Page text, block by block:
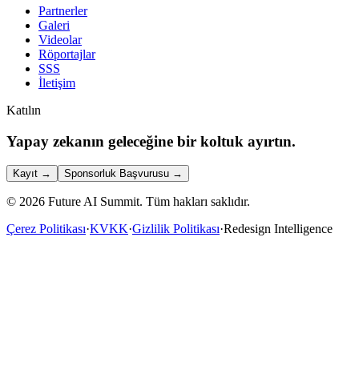
Partnerler
Galeri
Videolar
Röportajlar
SSS
İletişim
Katılın
Yapay zekanın geleceğine bir koltuk ayırtın.
Kayıt → Sponsorluk Başvurusu →
© 2026 Future AI Summit. Tüm hakları saklıdır.
Çerez Politikası·KVKK·Gizlilik Politikası·Redesign Intelligence